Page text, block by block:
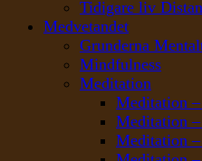
Tidigare liv
Medvetandet
Grunderna
Mindfulness
Meditation
Meditation
Meditation
Meditation